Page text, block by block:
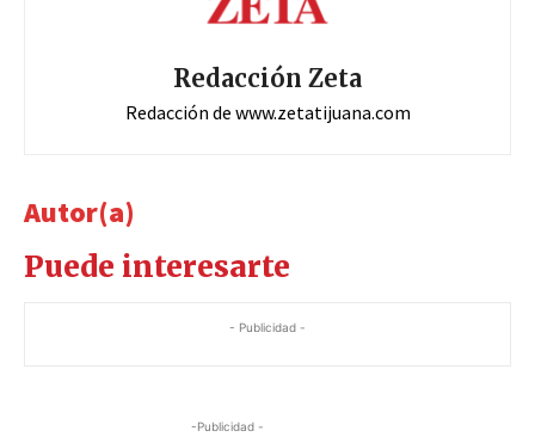
Redacción Zeta
Redacción de www.zetatijuana.com
Autor(a)
Puede interesarte
- Publicidad -
-Publicidad -